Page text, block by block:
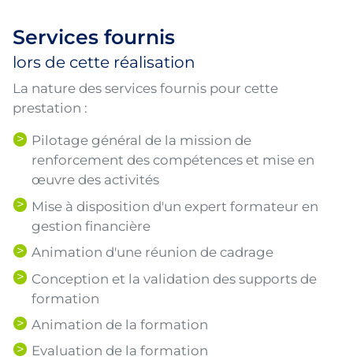
Services fournis
lors de cette réalisation
La nature des services fournis pour cette
prestation :
Pilotage général de la mission de
renforcement des compétences et mise en
œuvre des activités
Mise à disposition d'un expert formateur en
gestion financière
Animation d'une réunion de cadrage
Conception et la validation des supports de
formation
Animation de la formation
Evaluation de la formation